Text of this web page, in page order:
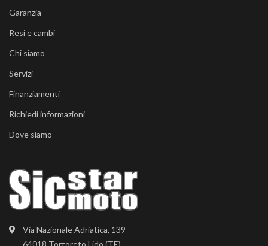
Via Nazionale Adriatica, 139
64018 Tortoreto Lido (TE)
Garanzia
Resi e cambi
Chi siamo
Servizi
Finanziamenti
Richiedi informazioni
Dove siamo